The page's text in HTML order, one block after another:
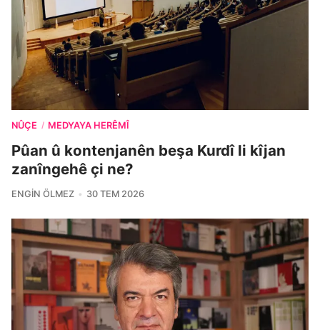
NÛÇE / MEDYAYA HERÊMÎ
Pûan û kontenjanên beşa Kurdî li kîjan
zanîngehê çi ne?
ENGIN ÖLMEZ 30 TEM 2026